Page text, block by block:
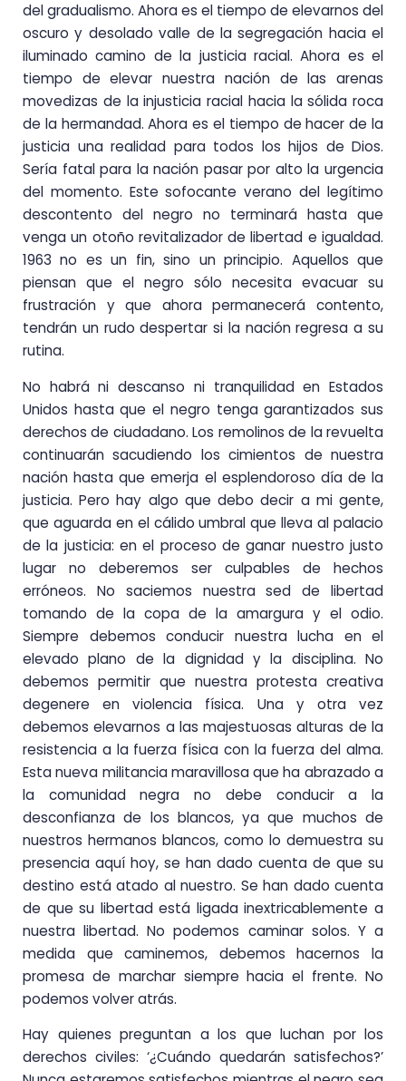
del gradualismo. Ahora es el tiempo de elevarnos del
oscuro y desolado valle de la segregación hacia el
iluminado camino de la justicia racial. Ahora es el
tiempo de elevar nuestra nación de las arenas
movedizas de la injusticia racial hacia la sólida roca
de la hermandad. Ahora es el tiempo de hacer de la
justicia una realidad para todos los hijos de Dios.
Sería fatal para la nación pasar por alto la urgencia
del momento. Este sofocante verano del legítimo
descontento del negro no terminará hasta que
venga un otoño revitalizador de libertad e igualdad.
1963 no es un fin, sino un principio. Aquellos que
piensan que el negro sólo necesita evacuar su
frustración y que ahora permanecerá contento,
tendrán un rudo despertar si la nación regresa a su
rutina.
No habrá ni descanso ni tranquilidad en Estados
Unidos hasta que el negro tenga garantizados sus
derechos de ciudadano. Los remolinos de la revuelta
continuarán sacudiendo los cimientos de nuestra
nación hasta que emerja el esplendoroso día de la
justicia. Pero hay algo que debo decir a mi gente,
que aguarda en el cálido umbral que lleva al palacio
de la justicia: en el proceso de ganar nuestro justo
lugar no deberemos ser culpables de hechos
erróneos. No saciemos nuestra sed de libertad
tomando de la copa de la amargura y el odio.
Siempre debemos conducir nuestra lucha en el
elevado plano de la dignidad y la disciplina. No
debemos permitir que nuestra protesta creativa
degenere en violencia física. Una y otra vez
debemos elevarnos a las majestuosas alturas de la
resistencia a la fuerza física con la fuerza del alma.
Esta nueva militancia maravillosa que ha abrazado a
la comunidad negra no debe conducir a la
desconfianza de los blancos, ya que muchos de
nuestros hermanos blancos, como lo demuestra su
presencia aquí hoy, se han dado cuenta de que su
destino está atado al nuestro. Se han dado cuenta
de que su libertad está ligada inextricablemente a
nuestra libertad. No podemos caminar solos. Y a
medida que caminemos, debemos hacernos la
promesa de marchar siempre hacia el frente. No
podemos volver atrás.
Hay quienes preguntan a los que luchan por los
derechos civiles: ‘¿Cuándo quedarán satisfechos?’